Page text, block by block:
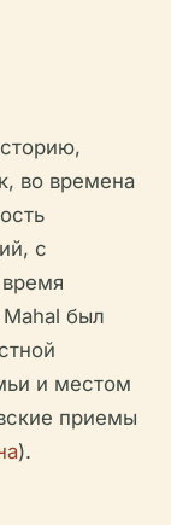
во времена
с
был
и местом
приемы
).